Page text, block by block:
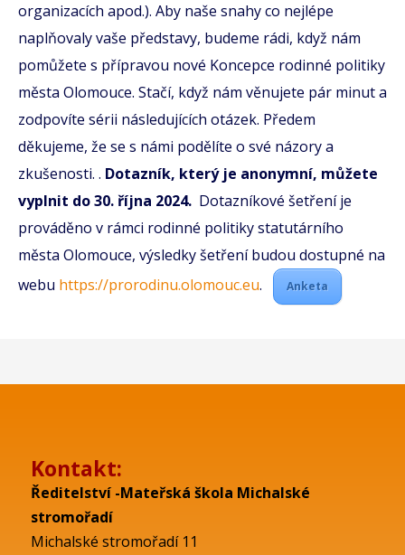
organizacích apod.). Aby naše snahy co nejlépe
naplňovaly vaše představy, budeme rádi, když nám
pomůžete s přípravou nové Koncepce rodinné politiky
města Olomouce. Stačí, když nám věnujete pár minut a
zodpovíte sérii následujících otázek. Předem
děkujeme, že se s námi podělíte o své názory a
zkušenosti. . Dotazník, který je anonymní, můžete
vyplnit do 30. října 2024. Dotazníkové šetření je
prováděno v rámci rodinné politiky statutárního
města Olomouce, výsledky šetření budou dostupné na
webu https://prorodinu.olomouc.eu. Anketa
Kontakt:
Ředitelství -Mateřská škola Michalské
stromořadí
Michalské stromořadí 11